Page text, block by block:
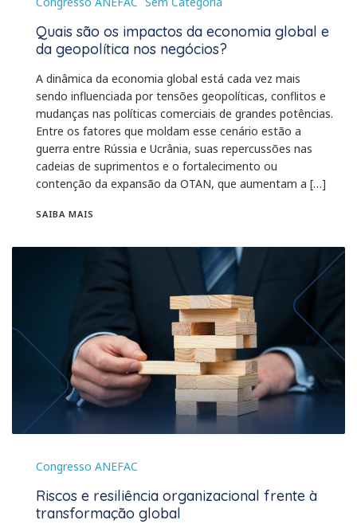
Quais são os impactos da economia global e
da geopolítica nos negócios?
A dinâmica da economia global está cada vez mais
sendo influenciada por tensões geopolíticas, conflitos e
mudanças nas políticas comerciais de grandes potências.
Entre os fatores que moldam esse cenário estão a
guerra entre Rússia e Ucrânia, suas repercussões nas
cadeias de suprimentos e o fortalecimento ou
contenção da expansão da OTAN, que aumentam a […]
SAIBA MAIS
Congresso ANEFAC
Riscos e resiliência organizacional frente à
transformação global